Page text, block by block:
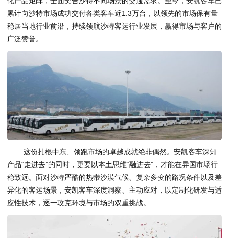
累计向沙特市场成功交付各类客车近1.3万台，以领先的市场保有量
稳居当地行业前沿，持续领航沙特客运行业发展，赢得市场与客户的
广泛赞誉。
这份扎根中东、领跑市场的卓越成就绝非偶然。安凯客车深知
产品“走进去”的同时，更要以本土思维“融进去”，才能在异国市场行
稳致远。面对沙特严酷的热带沙漠气候、复杂多变的路况条件以及差
异化的客运场景，安凯客车深度洞察、主动应对，以定制化研发与适
应性技术，逐一攻克环境与市场的双重挑战。